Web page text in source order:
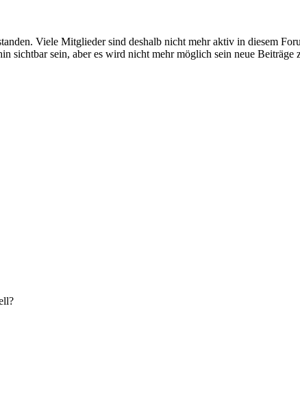
Viele Mitglieder sind deshalb nicht mehr aktiv in diesem
sichtbar sein, aber es wird nicht mehr möglich sein neue